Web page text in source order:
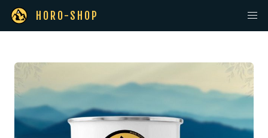
HORO-SHOP